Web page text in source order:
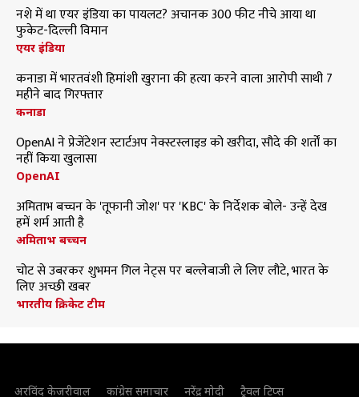
नशे में था एयर इंडिया का पायलट? अचानक 300 फीट नीचे आया था
फुकेट-दिल्ली विमान
एयर इंडिया
कनाडा में भारतवंशी हिमांशी खुराना की हत्या करने वाला आरोपी साथी 7
महीने बाद गिरफ्तार
कनाडा
OpenAI ने प्रेजेंटेशन स्टार्टअप नेक्स्टस्लाइड को खरीदा, सौदे की शर्तों का
नहीं किया खुलासा
OpenAI
अमिताभ बच्चन के 'तूफानी जोश' पर 'KBC' के निर्देशक बोले- उन्हें देख
हमें शर्म आती है
अमिताभ बच्चन
चोट से उबरकर शुभमन गिल नेट्स पर बल्लेबाजी ले लिए लौटे, भारत के
लिए अच्छी खबर
भारतीय क्रिकेट टीम
अरविंद केजरीवाल कांग्रेस समाचार नरेंद्र मोदी ट्रैवल टिप्स